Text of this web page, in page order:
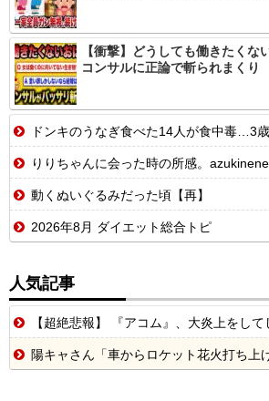
【衝撃】どうしても働きたくな
コンサルに正論で斬られまくり
ドンキのうなぎ食べた14人が食中毒…3
りりちゃんに会った時の所感。
動くぬいぐるみだった頃【再】
2026年8月 ダイエット総合トピ
人気記事
【超絶悲報】 『アコム』、大炎上をして
陽キャさん「車からロケット花火打ち上げたろｗｗｗ」 → サンルー